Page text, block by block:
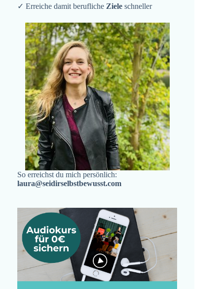
✓ Erreiche damit berufliche Ziele schneller
So erreichst du mich persönlich:
laura@seidirselbstbewusst.com